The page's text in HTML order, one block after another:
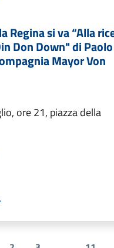
Regina si va “Alla
Don Down" di Paolo
Mayor Von
ore 21, piazza della